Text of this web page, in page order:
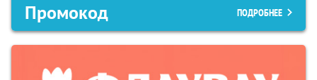
Промокод ПОДРОБНЕЕ